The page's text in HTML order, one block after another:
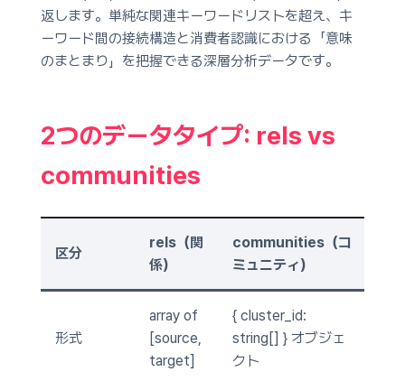
返します。単純な関連キーワードリストを超え、キ
ーワード間の接続構造と消費者認識における「意味
のまとまり」を把握できる深層分析データです。
2つのデータタイプ: rels vs
communities
区分
rels（関
係）
communities（コ
ミュニティ）
形式
array of
[source,
target]
{ cluster_id:
string[] } オブジェ
クト